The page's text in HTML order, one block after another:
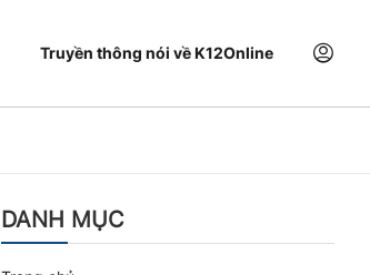
Truyền thông nói về K12Online
DANH MỤC